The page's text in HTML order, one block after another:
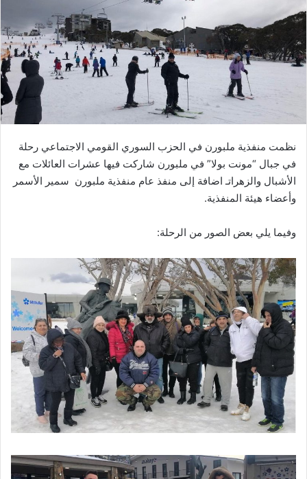
نظمت منفذية ملبورن في الحزب السوري القومي الاجتماعي رحلة
في جبال “مونت بولا” في ملبورن شاركت فيها عشرات العائلات مع
الأشبال والزهراتـ اضافة إلى منفذ عام منفذية ملبورن سمير الأسمر
وأعضاء هيئة المنفذية.
وفيما يلي بعض الصور من الرحلة: